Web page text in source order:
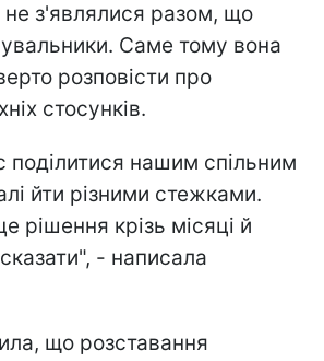
з'являлися разом, що
Саме тому вона
розповісти про
стосунків.
нашим спільним
йти різними стежками.
рішення крізь місяці й
- написала
що розставання